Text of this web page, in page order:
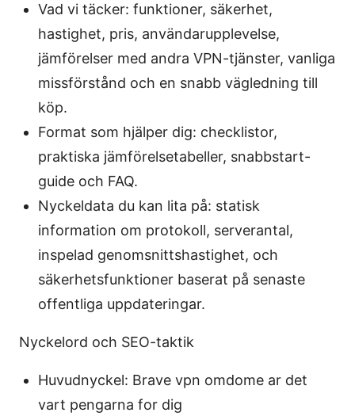
Vad vi täcker: funktioner, säkerhet,
hastighet, pris, användarupplevelse,
jämförelser med andra VPN-tjänster, vanliga
missförstånd och en snabb vägledning till
köp.
Format som hjälper dig: checklistor,
praktiska jämförelsetabeller, snabbstart-
guide och FAQ.
Nyckeldata du kan lita på: statisk
information om protokoll, serverantal,
inspelad genomsnittshastighet, och
säkerhetsfunktioner baserat på senaste
offentliga uppdateringar.
Nyckelord och SEO-taktik
Huvudnyckel: Brave vpn omdome ar det
vart pengarna for dig